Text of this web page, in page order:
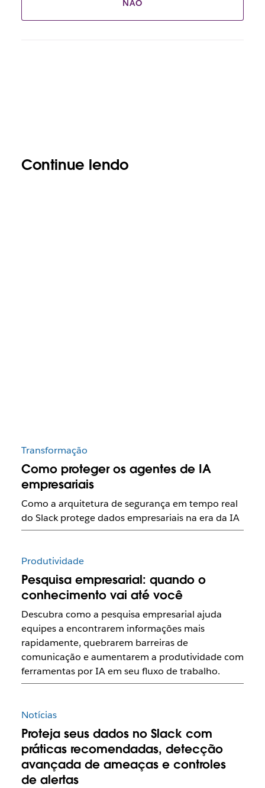
NÃO
Continue lendo
Transformação
Como proteger os agentes de IA
empresariais
Como a arquitetura de segurança em tempo real
do Slack protege dados empresariais na era da IA
Produtividade
Pesquisa empresarial: quando o
conhecimento vai até você
Descubra como a pesquisa empresarial ajuda
equipes a encontrarem informações mais
rapidamente, quebrarem barreiras de
comunicação e aumentarem a produtividade com
ferramentas por IA em seu fluxo de trabalho.
Notícias
Proteja seus dados no Slack com
práticas recomendadas, detecção
avançada de ameaças e controles
de alertas